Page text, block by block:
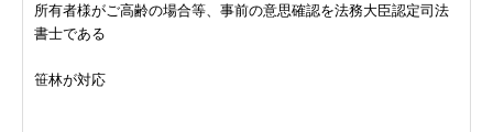
所有者様がご高齢の場合等、事前の意思確認を法務大臣認定司法
書士である
笹林が対応